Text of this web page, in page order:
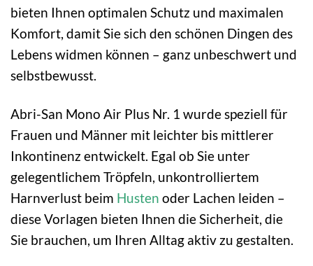
bieten Ihnen optimalen Schutz und maximalen
Komfort, damit Sie sich den schönen Dingen des
Lebens widmen können – ganz unbeschwert und
selbstbewusst.
Abri-San Mono Air Plus Nr. 1 wurde speziell für
Frauen und Männer mit leichter bis mittlerer
Inkontinenz entwickelt. Egal ob Sie unter
gelegentlichem Tröpfeln, unkontrolliertem
Harnverlust beim Husten oder Lachen leiden –
diese Vorlagen bieten Ihnen die Sicherheit, die
Sie brauchen, um Ihren Alltag aktiv zu gestalten.